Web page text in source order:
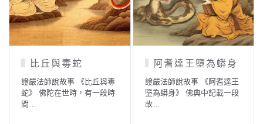
比丘與毒蛇
證嚴法師說故事 《比丘與毒
蛇》 佛陀在世時，有一段時
間…
阿耆達王墮為蟒身
證嚴法師說故事 《阿耆達王
墮為蟒身》 佛典中記載一段
故…